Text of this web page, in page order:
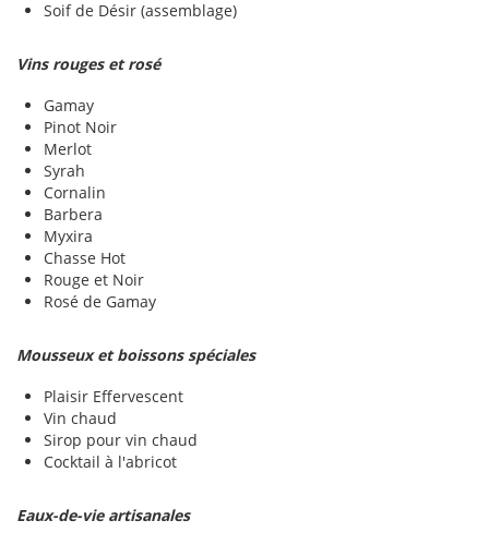
Soif de Désir (assemblage)
Vins rouges et rosé
Gamay
Pinot Noir
Merlot
Syrah
Cornalin
Barbera
Myxira
Chasse Hot
Rouge et Noir
Rosé de Gamay
Mousseux et boissons spéciales
Plaisir Effervescent
Vin chaud
Sirop pour vin chaud
Cocktail à l'abricot
Eaux-de-vie artisanales